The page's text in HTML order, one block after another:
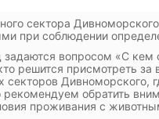
сектора
при соблюдении
вопросом «С кем
решится присмотреть
секторов Дивноморского,
обратить
проживания с